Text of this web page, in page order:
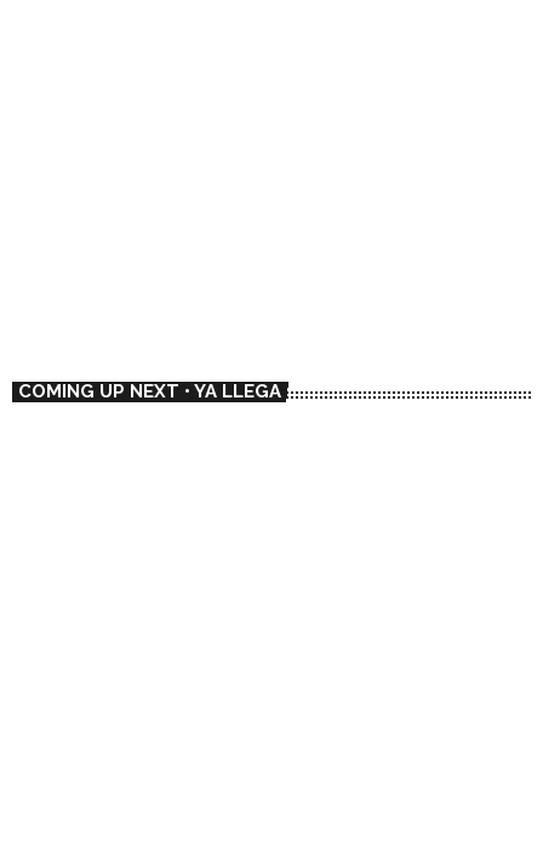
COMING UP NEXT • YA LLEGA